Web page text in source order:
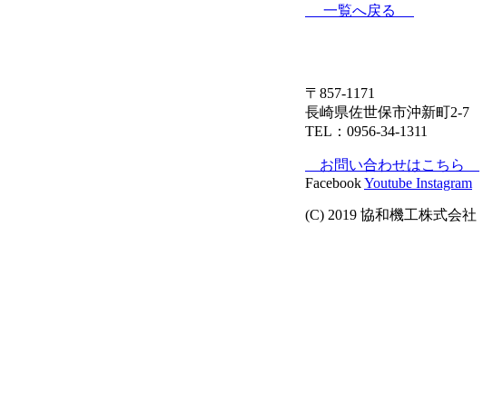
一覧へ戻る
〒857-1171
長崎県佐世保市沖新町2-7
TEL：0956-34-1311
お問い合わせはこちら
FacebookYoutube Instagram
(C) 2019 協和機工株式会社